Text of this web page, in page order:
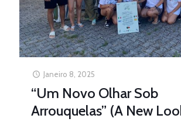
Janeiro 8, 2025
“Um Novo Olhar Sob
Arrouquelas” (A New